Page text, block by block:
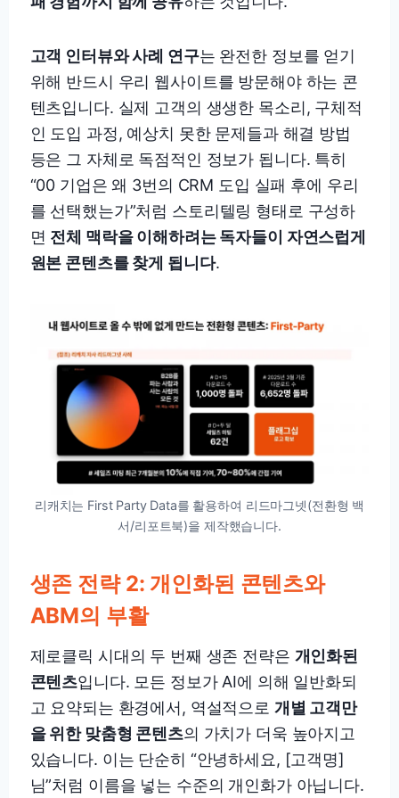
고객 인터뷰와 사례 연구는 완전한 정보를 얻기
위해 반드시 우리 웹사이트를 방문해야 하는 콘
텐츠입니다. 실제 고객의 생생한 목소리, 구체적
인 도입 과정, 예상치 못한 문제들과 해결 방법
등은 그 자체로 독점적인 정보가 됩니다. 특히
“00 기업은 왜 3번의 CRM 도입 실패 후에 우리
를 선택했는가”처럼 스토리텔링 형태로 구성하
면 전체 맥락을 이해하려는 독자들이 자연스럽게
원본 콘텐츠를 찾게 됩니다.
리캐치는 First Party Data를 활용하여 리드마그넷(전환형 백
서/리포트북)을 제작했습니다.
생존 전략 2: 개인화된 콘텐츠와
ABM의 부활
제로클릭 시대의 두 번째 생존 전략은 개인화된
콘텐츠입니다. 모든 정보가 AI에 의해 일반화되
고 요약되는 환경에서, 역설적으로 개별 고객만
을 위한 맞춤형 콘텐츠의 가치가 더욱 높아지고
있습니다. 이는 단순히 “안녕하세요, [고객명]
님”처럼 이름을 넣는 수준의 개인화가 아닙니다.